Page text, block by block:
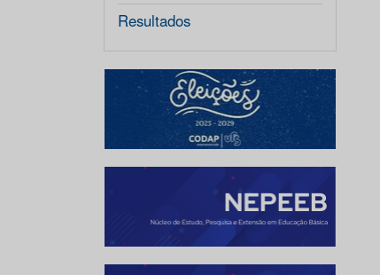
Resultados